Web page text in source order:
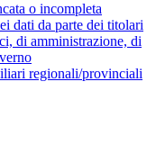
o incompleta
dati da parte dei titolari
di amministrazione, di
regionali/provinciali